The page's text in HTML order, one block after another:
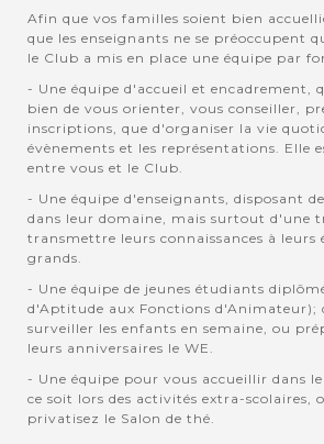
Afin que vos familles soient bien
que les enseignants ne se préoccupent
le Club a mis en place une équipe par
- Une équipe d'accueil et encadrement,
bien de vous orienter, vous conseiller,
inscriptions, que d'organiser la vie
évènements et les représentations. Elle
entre vous et le Club.
- Une équipe d'enseignants, disposant
dans leur domaine, mais surtout d'une
transmettre leurs connaissances à leurs
grands.
- Une équipe de jeunes étudiants
d'Aptitude aux Fonctions d'Animateur);
surveiller les enfants en semaine, ou
leurs anniversaires le WE.
- Une équipe pour vous accueillir dans
ce soit lors des activités extra-scolaires,
privatisez le Salon de thé.